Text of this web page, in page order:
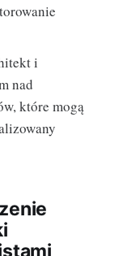
i
nad
które mogą